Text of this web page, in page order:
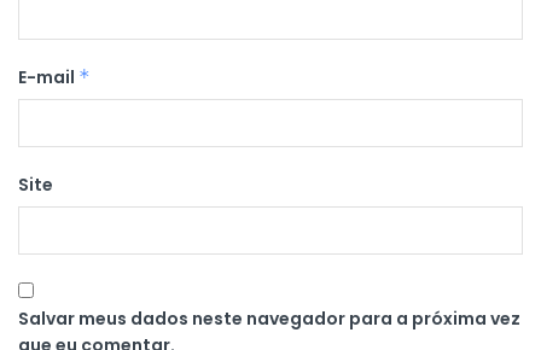
E-mail *
Site
Salvar meus dados neste navegador para a próxima vez
que eu comentar.